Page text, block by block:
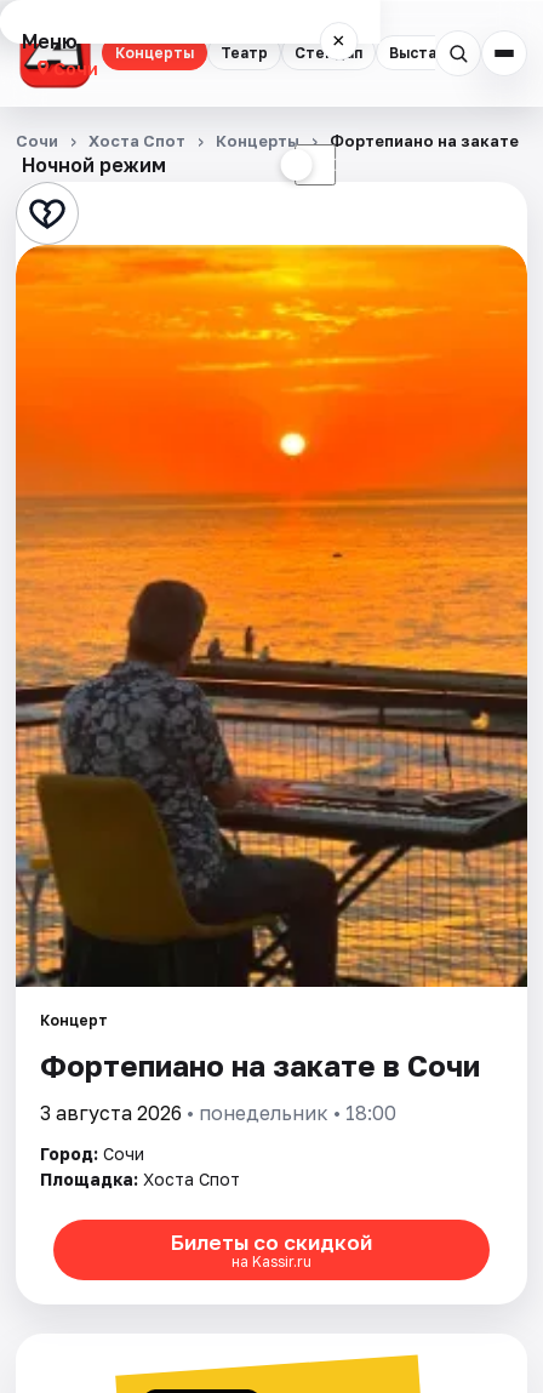
Концерты Театр Стендап Выставки
Меню ×
Сочи
Концерты
Театр
Стендап
События
Города
Площадки
Артисты
Рейтинги
Ночной режим ☾
Сочи Хоста Спот Концерты Фортепиано на закате
Концерт
Фортепиано на закате в Сочи
3 августа 2026 • понедельник • 18:00
Город: Сочи
Площадка: Хоста Спот
Билеты со скидкой
на Kassir.ru